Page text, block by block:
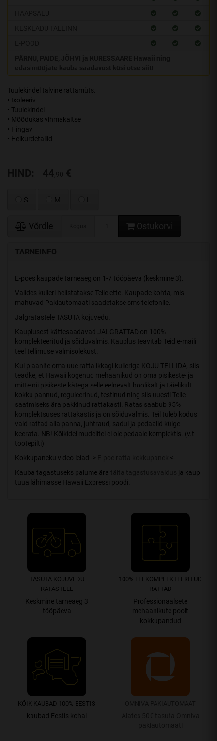
Tuulekindel talvine rattamüts.
• Isoleeriv
• Tuulekindel
• Mõõdukas vihmakaitse
• Hingav
• Helkurdetailid
S M L
Võrdle Ostukorvi
TARNEINFO
E-poes kaupade tarneaeg on 1-7 tööpäeva (keskmine 3).
Valides kulleri helistatakse Teile ette. Kaupade kohta, mis
mahuvad Pakiautomaati saadetakse sms telefonile.
Jalgratastele TASUTA kojuvedu.
Kauplusest kättesaadavad JALGRATTAD on 100%
komplekteeritud ja sõiduvalmis. Kauplus teavitab Teid e-maili
teel tellimuse valmisolekust.
Kui plaanite oma uue ratta ikkagi kulleriga KOJU TELLIDA, siis
teadke, et Hawaii kogenud mehaanikud on oma pisikeste- ja
mitte nii pisikeste kätega selle eelnevalt hoolikalt ja täielikult
kokku pannud, reguleerinud, testinud ning siis uuesti Teile
saatmiseks ära pakkinud rattakasti. Ratas saabub 95%
komplektsuses rattakastis ja on sõiduvalmis. Teil tuleb kodus
vaid rattad alla panna, juhtraud, sadul ja pedaalid külge
keerata. NB! Kõikidel mudelitel ei ole pedaale komplektis. (v.t
tootepilti)
Kokkupaneku video leiad ->
<-
Kauba tagastuseks palume ära
ja kaup
tuua lähimasse Hawaii Expressi poodi.
TASUTA KOJUVEDU
RATASTELE
Keskmine tarneaeg 3
tööpäeva
100% EEL­­­­KOMPLEK­TEERITUD
RATTAD
Professionaalsete
mehaanikute poolt
kokkupandud
KÕIK KAUBAD 100% EESTIS
kaubad Eestis kohal